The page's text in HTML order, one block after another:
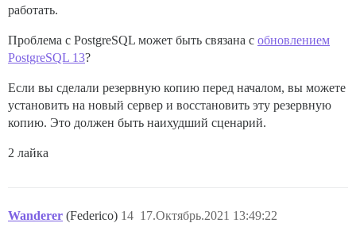
работать.
Проблема с PostgreSQL может быть связана с обновлением
PostgreSQL 13?
Если вы сделали резервную копию перед началом, вы можете
установить на новый сервер и восстановить эту резервную
копию. Это должен быть наихудший сценарий.
2 лайка
Wanderer (Federico) 17.Октябрь.2021 13:49:22
14